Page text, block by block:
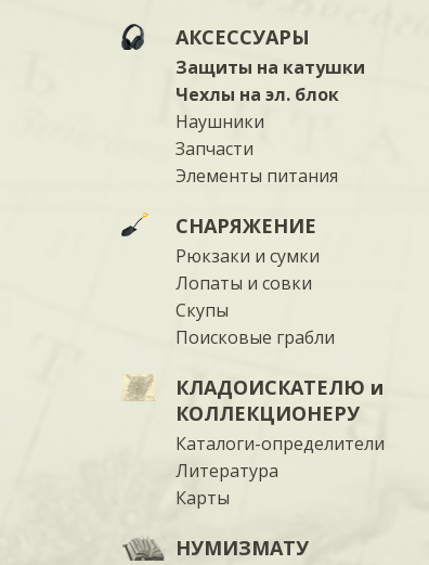
АКСЕССУАРЫ
Защиты на катушки
Чехлы на эл. блок
Наушники
Запчасти
Элементы питания
СНАРЯЖЕНИЕ
Рюкзаки и сумки
Лопаты и совки
Скупы
Поисковые грабли
КЛАДОИСКАТЕЛЮ и
КОЛЛЕКЦИОНЕРУ
Каталоги-определители
Литература
Карты
НУМИЗМАТУ